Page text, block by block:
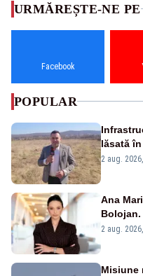
URMĂREȘTE-NE PE
Facebook
POPULAR
lăsată
2 aug.
Ana
2 aug.
Misiune